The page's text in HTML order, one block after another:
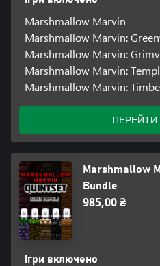
Marshmallow Marvin
Marshmallow Marvin:
Marshmallow Marvin:
Marshmallow Marvin:
Marshmallow Marvin:
ПЕРЕЙТИ
Marshmallow
Bundle
985,00 ₴
Ігри включено